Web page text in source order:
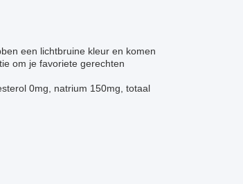
een lichtbruine kleur en komen
om je favoriete gerechten
0mg, natrium 150mg, totaal